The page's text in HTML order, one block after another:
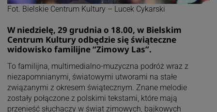
Fot. Bielskie Centrum Kultury – Lucek Cykarski
W niedzielę, 29 grudnia o 18.00, w Bielskim
Centrum Kultury odbędzie się świąteczne
widowisko familijne “Zimowy Las”.
To familijna, multimedialno-muzyczna podróż wraz z
niezapomnianymi, światowymi utworami na stałe
związanymi z okresem świątecznym. Znane melodie
zostały połączone z polskimi tekstami, które mają
przenieść słuchaczy w świat zimowych, bajkowych